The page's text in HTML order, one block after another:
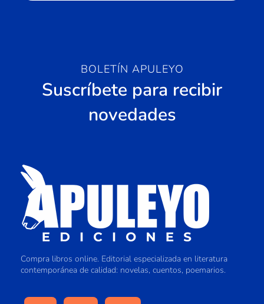
BOLETÍN APULEYO
Suscríbete para recibir
novedades
Compra libros online. Editorial especializada en literatura
contemporánea de calidad: novelas, cuentos, poemarios.